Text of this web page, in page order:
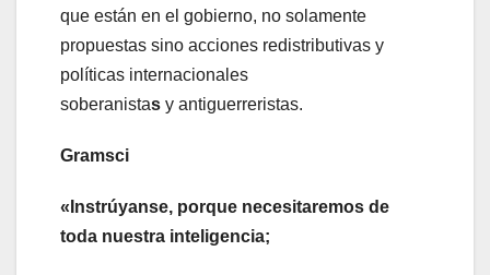
que están en el gobierno, no solamente
propuestas sino acciones redistributivas y
políticas internacionales
soberanistas y antiguerreristas.
Gramsci
«Instrúyanse, porque necesitaremos de
toda nuestra inteligencia;